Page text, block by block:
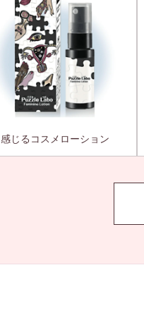
感じるコスメローション